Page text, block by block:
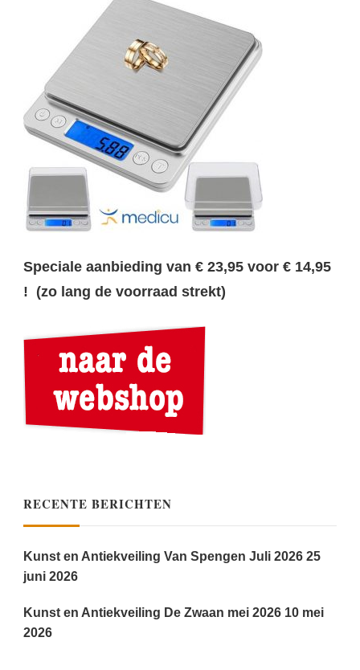
Speciale aanbieding van € 23,95 voor € 14,95
! (zo lang de voorraad strekt)
RECENTE BERICHTEN
Kunst en Antiekveiling Van Spengen Juli 2026 25
juni 2026
Kunst en Antiekveiling De Zwaan mei 2026 10 mei
2026